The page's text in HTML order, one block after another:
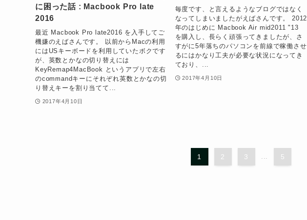
に困った話 : Macbook Pro late
2016
最近 Macbook Pro late2016 を入手してご
機嫌のえばさんです。 以前からMacの利用
にはUSキーボードを利用していたボクです
が、英数とかなの切り替えには
KeyRemap4MacBook というアプリで左右
のcommandキーにそれぞれ英数とかなの切
り替えキーを割り当てて...
2017年4月10日
毎度です、と言えるようなブログではなく
なってしまいましたがえばさんです。 2012
年のはじめに Macbook Air mid2011 "13
を購入し、長らく頑張ってきましたが、さ
すがに5年落ちのパソコンを前線で稼働させ
るにはかなり工夫が必要な状況になってき
ており、...
2017年4月10日
1 2 3 5